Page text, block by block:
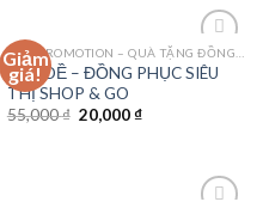
Giảm
giá!
Add to
Wishlist
TẠP DỀ – ĐỒNG PHỤC SIÊU
THỊ SHOP & GO
55,000₫ 20,000₫